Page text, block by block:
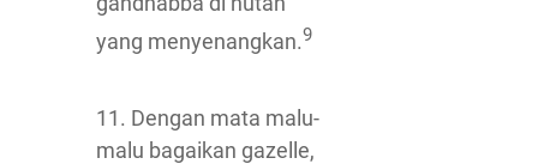
yang menyenangkan.9
11. Dengan mata malu-
malu bagaikan gazelle,